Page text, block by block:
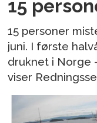
15
15 personer
juni. I første
druknet i Norge
viser